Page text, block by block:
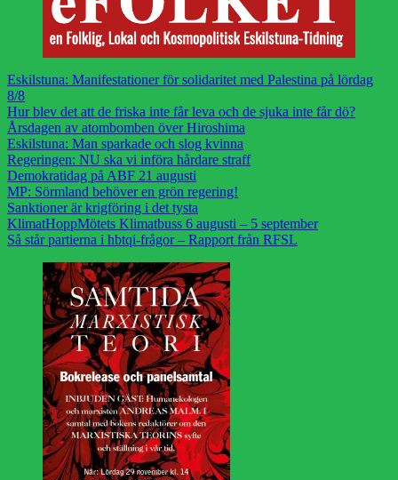
Eskilstuna: Manifestationer för solidaritet med Palestina på lördag
8/8
Hur blev det att de friska inte får leva och de sjuka inte får dö?
Årsdagen av atombomben över Hiroshima
Eskilstuna: Man sparkade och slog kvinna
Regeringen: NU ska vi införa hårdare straff
Demokratidag på ABF 21 augusti
MP: Sörmland behöver en grön regering!
Sanktioner är krigföring i det tysta
KlimatHoppMötets Klimatbuss 6 augusti – 5 september
Så står partierna i hbtqi-frågor – Rapport från RFSL